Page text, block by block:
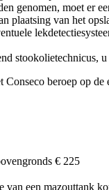
genomen, moet er
plaatsing van het
stookolietechnicus,
beroep op
€ 225
een mazouttank